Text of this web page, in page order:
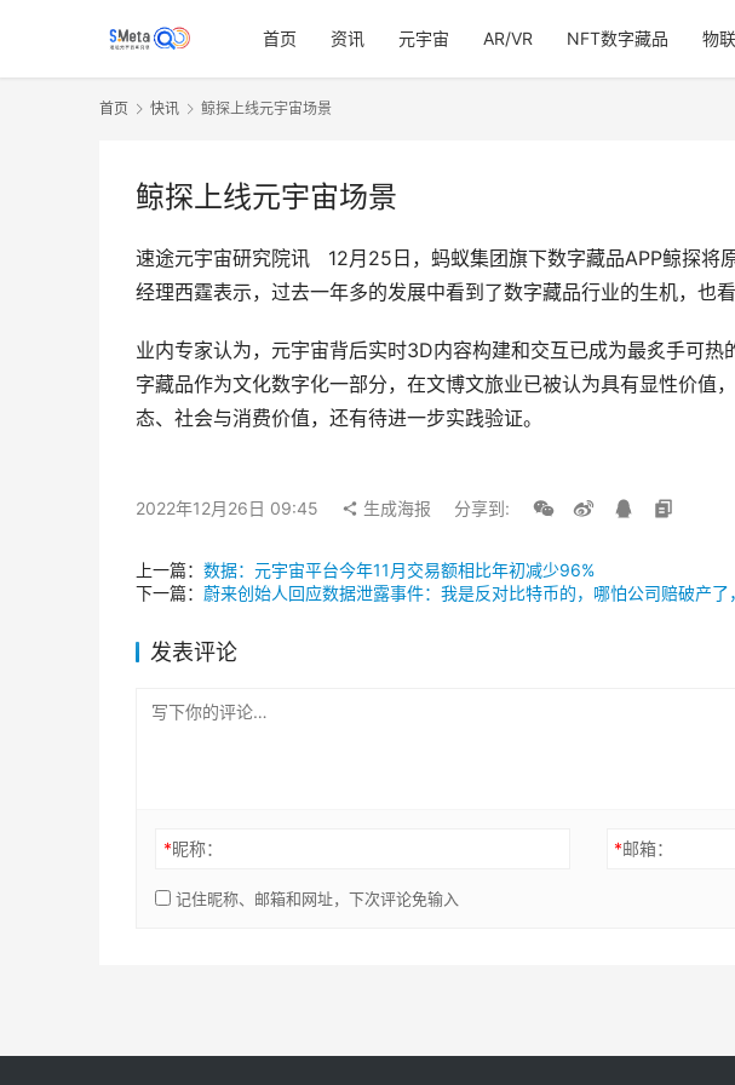
首页 资讯 元宇宙 AR/VR NFT数字藏品 物
首页 快讯 鲸探上线元宇宙场景
鲸探上线元宇宙场景
速途元宇宙研究院讯   12月25日，蚂蚁集团旗下数字藏品APP鲸探将
经理西霆表示，过去一年多的发展中看到了数字藏品行业的生机，也
业内专家认为，元宇宙背后实时3D内容构建和交互已成为最炙手可
字藏品作为文化数字化一部分，在文博文旅业已被认为具有显性价值
态、社会与消费价值，还有待进一步实践验证。
2022年12月26日 09:45 生成海报 分享到:
上一篇： 数据：元宇宙平台今年11月交易额相比年初减少96%
下一篇： 蔚来创始人回应数据泄露事件：我是反对比特币的，哪怕公司赔破产了
发表评论
*昵称： *邮箱：
记住昵称、邮箱和网址，下次评论免输入